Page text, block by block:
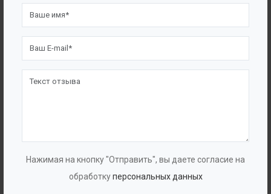
Нажимая на кнопку "Отправить", вы даете согласие на
обработкуперсональных данных
1. Техническое задание. Вы можете дать в любом
виде, главное отразить основные геометрические и
прочностные характеристики будущей ёмкости.
Остальное наши специалисты сделают за Вас!
необходимости.